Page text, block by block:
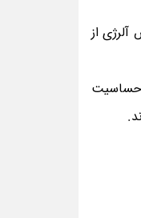
از
حساسیت